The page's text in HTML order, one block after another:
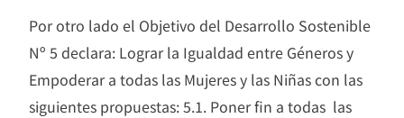
Por otro lado el Objetivo del Desarrollo Sostenible
Nº 5 declara: Lograr la Igualdad entre Géneros y
Empoderar a todas las Mujeres y las Niñas con las
siguientes propuestas: 5.1. Poner fin a todas las